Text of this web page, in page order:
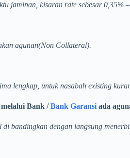
jaminan, kisaran rate sebesar 0,35%
agunan(Non Collateral).
lengkap, untuk nasabah existing
Bank /Bank Garansi ada
di bandingkan dengan langsung